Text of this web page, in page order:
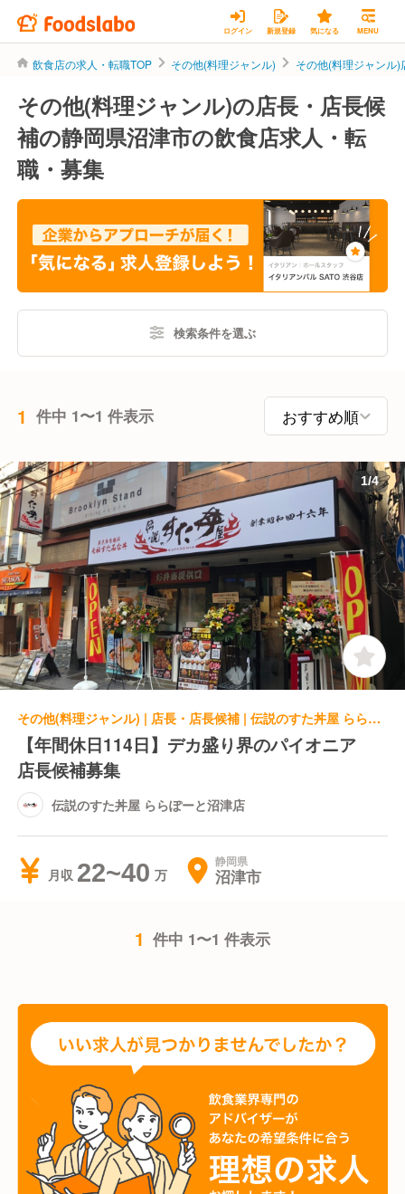
ログイン 新規登録 気になる MENU
飲食店の求人・転職TOP その他(料理ジャンル) その他(料理ジャンル)
その他(料理ジャンル)の店長・店長候
補の静岡県沼津市の飲食店求人・転
職・募集
検索条件を選ぶ
1 件中 1〜1 件表示
1/4
その他(料理ジャンル) | 店長・店長候補 | 伝説のすた丼屋 ららぽーと沼津店
【年間休日114日】デカ盛り界のパイオニア
店長候補募集
伝説のすた丼屋 ららぽーと沼津店
月収 22~40 静岡県
沼津市
1 件中 1〜1 件表示